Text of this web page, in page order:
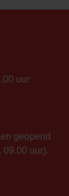
uur
geopend
09.00 uur).